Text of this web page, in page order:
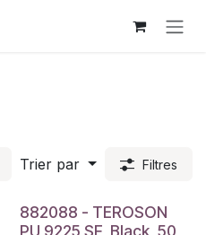
Trier par Filtres
882088 - TEROSON
PU 9225 SF, Black, 50